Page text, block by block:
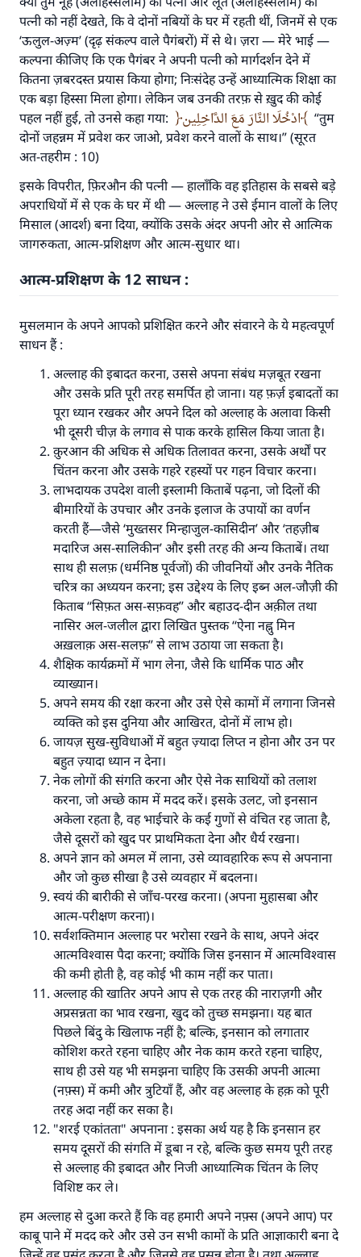
पत्नी को नहीं देखते, कि वे दोनों नबियों के घर में रहती थीं, जिनमें से एक
‘ऊलुल-अज़्म’ (दृढ़ संकल्प वाले पैगंबरों) में से थे। ज़रा — मेरे भाई —
कल्पना कीजिए कि एक पैगंबर ने अपनी पत्नी को मार्गदर्शन देने में
कितना ज़बरदस्त प्रयास किया होगा; निःसंदेह उन्हें आध्यात्मिक शिक्षा का
एक बड़ा हिस्सा मिला होगा। लेकिन जब उनकी तरफ़ से ख़ुद की कोई
पहल नहीं हुई, तो उनसे कहा गया:
ادْخُلَا النَّارَ مَعَ الدَّاخِلِين
“तुम
दोनों जहन्नम में प्रवेश कर जाओ, प्रवेश करने वालों के साथ।” (सूरत
अत-तहरीम : 10)
इसके विपरीत, फ़िरऔन की पत्नी — हालाँकि वह इतिहास के सबसे बड़े
अपराधियों में से एक के घर में थी — अल्लाह ने उसे ईमान वालों के लिए
मिसाल (आदर्श) बना दिया, क्योंकि उसके अंदर अपनी ओर से आत्मिक
जागरुकता, आत्म-प्रशिक्षण और आत्म-सुधार था।
आत्म-प्रशिक्षण के 12 साधन :
मुसलमान के अपने आपको प्रशिक्षित करने और संवारने के ये महत्वपूर्ण
साधन हैं :
अल्लाह की इबादत करना, उससे अपना संबंध मज़बूत रखना
और उसके प्रति पूरी तरह समर्पित हो जाना। यह फ़र्ज़ इबादतों का
पूरा ध्यान रखकर और अपने दिल को अल्लाह के अलावा किसी
भी दूसरी चीज़ के लगाव से पाक करके हासिल किया जाता है।
क़ुरआन की अधिक से अधिक तिलावत करना, उसके अर्थों पर
चिंतन करना और उसके गहरे रहस्यों पर गहन विचार करना।
लाभदायक उपदेश वाली इस्लामी किताबें पढ़ना, जो दिलों की
बीमारियों के उपचार और उनके इलाज के उपायों का वर्णन
करती हैं—जैसे ‘मुख्तसर मिन्हाजुल-कासिदीन’ और ‘तहज़ीब
मदारिज अस-सालिकीन’ और इसी तरह की अन्य किताबें। तथा
साथ ही सलफ़ (धर्मनिष्ठ पूर्वजों) की जीवनियों और उनके नैतिक
चरित्र का अध्ययन करना; इस उद्देश्य के लिए इब्न अल-जौज़ी की
किताब ‘‘सिफ़त अस-सफ़वह’’ और बहाउद-दीन अक़ील तथा
नासिर अल-जलील द्वारा लिखित पुस्तक ‘‘ऐना नह्नु मिन
अख़लाक़ अस-सलफ़’’ से लाभ उठाया जा सकता है।
शैक्षिक कार्यक्रमों में भाग लेना, जैसे कि धार्मिक पाठ और
व्याख्यान।
अपने समय की रक्षा करना और उसे ऐसे कामों में लगाना जिनसे
व्यक्ति को इस दुनिया और आखिरत, दोनों में लाभ हो।
जायज़ सुख-सुविधाओं में बहुत ज़्यादा लिप्त न होना और उन पर
बहुत ज़्यादा ध्यान न देना।
नेक लोगों की संगति करना और ऐसे नेक साथियों को तलाश
करना, जो अच्छे काम में मदद करें। इसके उलट, जो इनसान
अकेला रहता है, वह भाईचारे के कई गुणों से वंचित रह जाता है,
जैसे दूसरों को खुद पर प्राथमिकता देना और धैर्य रखना।
अपने ज्ञान को अमल में लाना, उसे व्यावहारिक रूप से अपनाना
और जो कुछ सीखा है उसे व्यवहार में बदलना।
स्वयं की बारीकी से जाँच-परख करना। (अपना मुहासबा और
आत्म-परीक्षण करना)।
सर्वशक्तिमान अल्लाह पर भरोसा रखने के साथ, अपने अंदर
आत्मविश्वास पैदा करना; क्योंकि जिस इनसान में आत्मविश्वास
की कमी होती है, वह कोई भी काम नहीं कर पाता।
अल्लाह की खातिर अपने आप से एक तरह की नाराज़गी और
अप्रसन्नता का भाव रखना, खुद को तुच्छ समझना। यह बात
पिछले बिंदु के खिलाफ नहीं है; बल्कि, इनसान को लगातार
कोशिश करते रहना चाहिए और नेक काम करते रहना चाहिए,
साथ ही उसे यह भी समझना चाहिए कि उसकी अपनी आत्मा
(नफ़्स) में कमी और त्रुटियाँ हैं, और वह अल्लाह के हक़ को पूरी
तरह अदा नहीं कर सका है।
"शरई एकांतता" अपनाना : इसका अर्थ यह है कि इनसान हर
समय दूसरों की संगति में डूबा न रहे, बल्कि कुछ समय पूरी तरह
से अल्लाह की इबादत और निजी आध्यात्मिक चिंतन के लिए
विशिष्ट कर ले।
हम अल्लाह से दुआ करते हैं कि वह हमारी अपने नफ़्स (अपने आप) पर
काबू पाने में मदद करे और उसे उन सभी कामों के प्रति आज्ञाकारी बना दे
उत्तर संख्या 110845 ने एक शादी बचाई।.
उम्मत के प्रश्नों का उत्तर देने में हमारी सहायता करें
अल्लाह के रसूल सल्लल्लाहु अलैहि व सल्लम ने फरमाया :
'जो व्यक्ति भलाई का मार्ग दर्शाए, उसके लिए उस भलाई के
(मुस्लिम : 1893).